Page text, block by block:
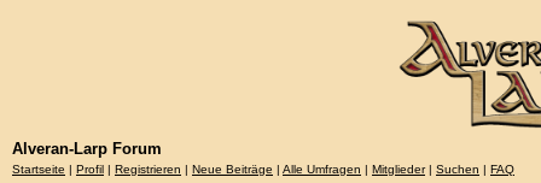
Alveran-Larp Forum
Startseite | Profil | Registrieren | Neue Beiträge | Alle Umfragen | Mitglieder| Suchen | FAQ